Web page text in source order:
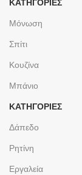
ΚΑΤΗΓΟΡΙΕΣ
Μόνωση
Σπίτι
Κουζίνα
Μπάνιο
ΚΑΤΗΓΟΡΙΕΣ
Δάπεδο
Ρητίνη
Εργαλεία